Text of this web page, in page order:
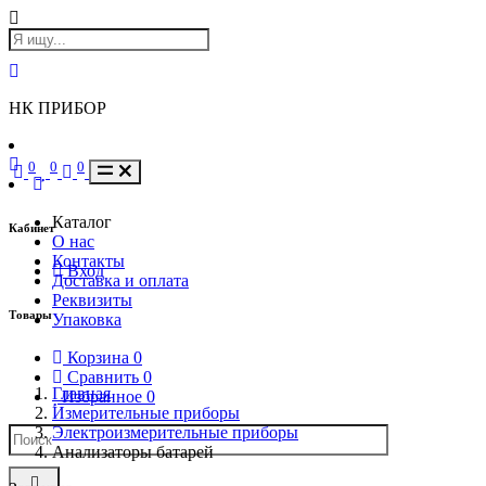
НК ПРИБОР
Кабинет
Вход
Товары
Корзина 0
Сравнить 0
Избранное 0
0 0 0
Каталог
О нас
Контакты
Доставка и оплата
Реквизиты
Упаковка
Главная
Измерительные приборы
Электроизмерительные приборы
Анализаторы батарей